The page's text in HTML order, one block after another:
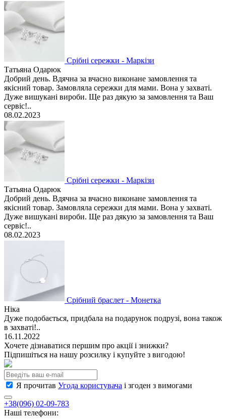
Срібні сережки - Маркізи
Татьяна Одарюк
Добрий день. Вдячна за вчасно виконане замовлення та
якісний товар. Замовляла сережки для мами. Вона у захваті.
Дуже вишукані вироби. Ще раз дякую за замовлення та Ваш
сервіс!..
08.02.2023
Срібні сережки - Маркізи
Татьяна Одарюк
Добрий день. Вдячна за вчасно виконане замовлення та
якісний товар. Замовляла сережки для мами. Вона у захваті.
Дуже вишукані вироби. Ще раз дякую за замовлення та Ваш
сервіс!..
08.02.2023
Срібний браслет - Монетка
Ніка
Дуже подобається, придбала на подарунок подрузі, вона також
в захваті!..
16.11.2022
Хочете дізнаватися першим про акції і знижки?
Підпишіться на нашу розсилку і купуйте з вигодою!
Я прочитав Угода користувача і згоден з вимогами
+38(096) 02-09-783
Наші телефони: